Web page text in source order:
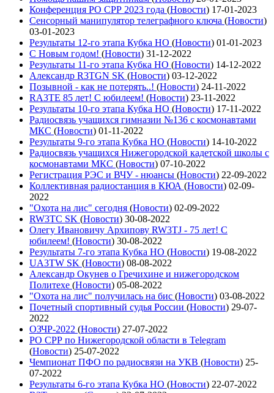
Конференция РО СРР 2023 года (Новости) 17-01-2023
Сенсорный манипулятор телеграфного ключа (Новости)
03-01-2023
Результаты 12-го этапа Кубка НО (Новости) 01-01-2023
С Новым годом! (Новости) 31-12-2022
Результаты 11-го этапа Кубка НО (Новости) 14-12-2022
Александр R3TGN SK (Новости) 03-12-2022
Позывной - как не потерять..! (Новости) 24-11-2022
RA3TE 85 лет! С юбилеем! (Новости) 23-11-2022
Результаты 10-го этапа Кубка НО (Новости) 17-11-2022
Радиосвязь учащихся гимназии №136 с космонавтами
МКС (Новости) 01-11-2022
Результаты 9-го этапа Кубка НО (Новости) 14-10-2022
Радиосвязь учащихся Нижегородской кадетской школы с
космонавтами МКС (Новости) 07-10-2022
Регистрация РЭС и ВЧУ - нюансы (Новости) 22-09-2022
Коллективная радиостанция в КЮА (Новости) 02-09-
2022
"Охота на лис" сегодня (Новости) 02-09-2022
RW3TC SK (Новости) 30-08-2022
Олегу Ивановичу Архипову RW3TJ - 75 лет! С
юбилеем! (Новости) 30-08-2022
Результаты 7-го этапа Кубка НО (Новости) 19-08-2022
UA3TW SK (Новости) 08-08-2022
Александр Окунев о Гречихине и нижегородском
Политехе (Новости) 05-08-2022
"Охота на лис" получилась на бис (Новости) 03-08-2022
Почетный спортивный судья России (Новости) 29-07-
2022
ОЗЧР-2022 (Новости) 27-07-2022
РО СРР по Нижегородской области в Telegram
(Новости) 25-07-2022
Чемпионат ПФО по радиосвязи на УКВ (Новости) 25-
07-2022
Результаты 6-го этапа Кубка НО (Новости) 22-07-2022